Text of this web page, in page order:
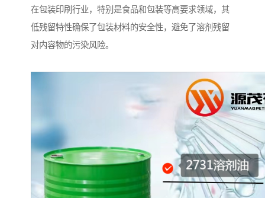
在包装印刷行业，特别是食品和包装等高要求领域，其
低残留特性确保了包装材料的安全性，避免了溶剂残留
对内容物的污染风险。